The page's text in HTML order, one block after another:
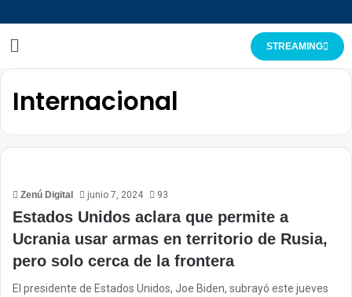
STREAMING
Internacional
Zenú Digital junio 7, 2024 93
Estados Unidos aclara que permite a
Ucrania usar armas en territorio de Rusia,
pero solo cerca de la frontera
El presidente de Estados Unidos, Joe Biden, subrayó este jueves